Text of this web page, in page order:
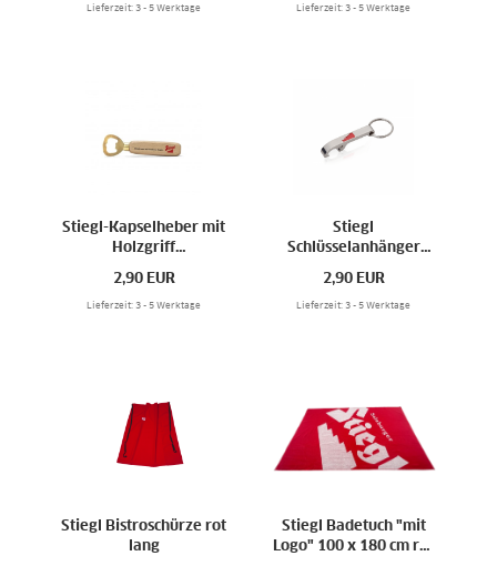
Lieferzeit: 3 - 5 Werktage Lieferzeit: 3 - 5 Werktage
Stiegl-Kapselheber mit
Holzgriff
Flaschenöffner
2,90 EUR
Lieferzeit: 3 - 5 Werktage
Stiegl
Schlüsselanhänger
Flaschenöffner
2,90 EUR
Lieferzeit: 3 - 5 Werktage
Stiegl Bistroschürze rot
lang
Stiegl Badetuch "mit
Logo" 100 x 180 cm rot